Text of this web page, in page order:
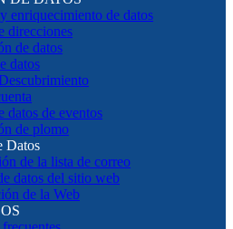
enriquecimiento de datos
direcciones
de datos
datos
datos de eventos
de plomo
Datos
de la lista de correo
datos del sitio web
de la Web